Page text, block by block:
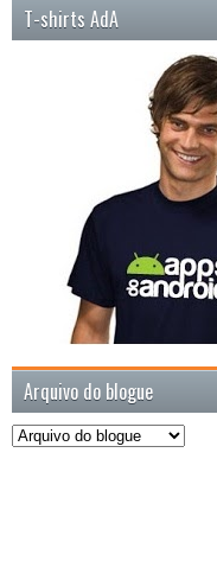
T-shirts AdA
Arquivo do blogue